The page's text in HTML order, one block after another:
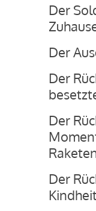
Der
Der
Der
Der
Der